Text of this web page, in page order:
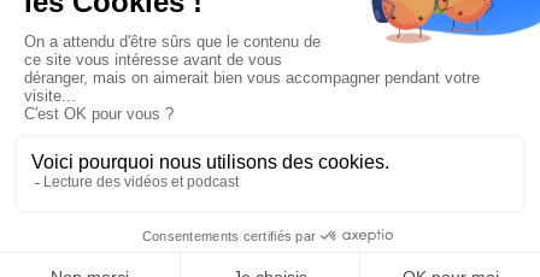
Devenir partenaire
© Copyright 2008 / 2026,DECODE MEDIA, The Innovation Media
Company.All Rights Reserved
TwitterRSS